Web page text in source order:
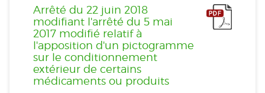
Arrêté du 22 juin 2018
modifiant l'arrêté du 5 mai
2017 modifié relatif à
l'apposition d'un pictogramme
sur le conditionnement
extérieur de certains
médicaments ou produits